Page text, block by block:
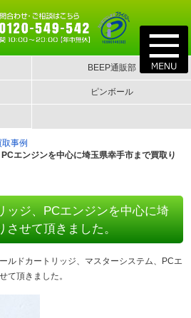
BEEP通販部
ピンボール
取事例
エンジンを中心に埼玉県幸手市まで買取り
ッジ、PCエンジンを中心に埼
せて頂きました。
ルドカートリッジ、マスターシステム、PCエ
て頂きました。